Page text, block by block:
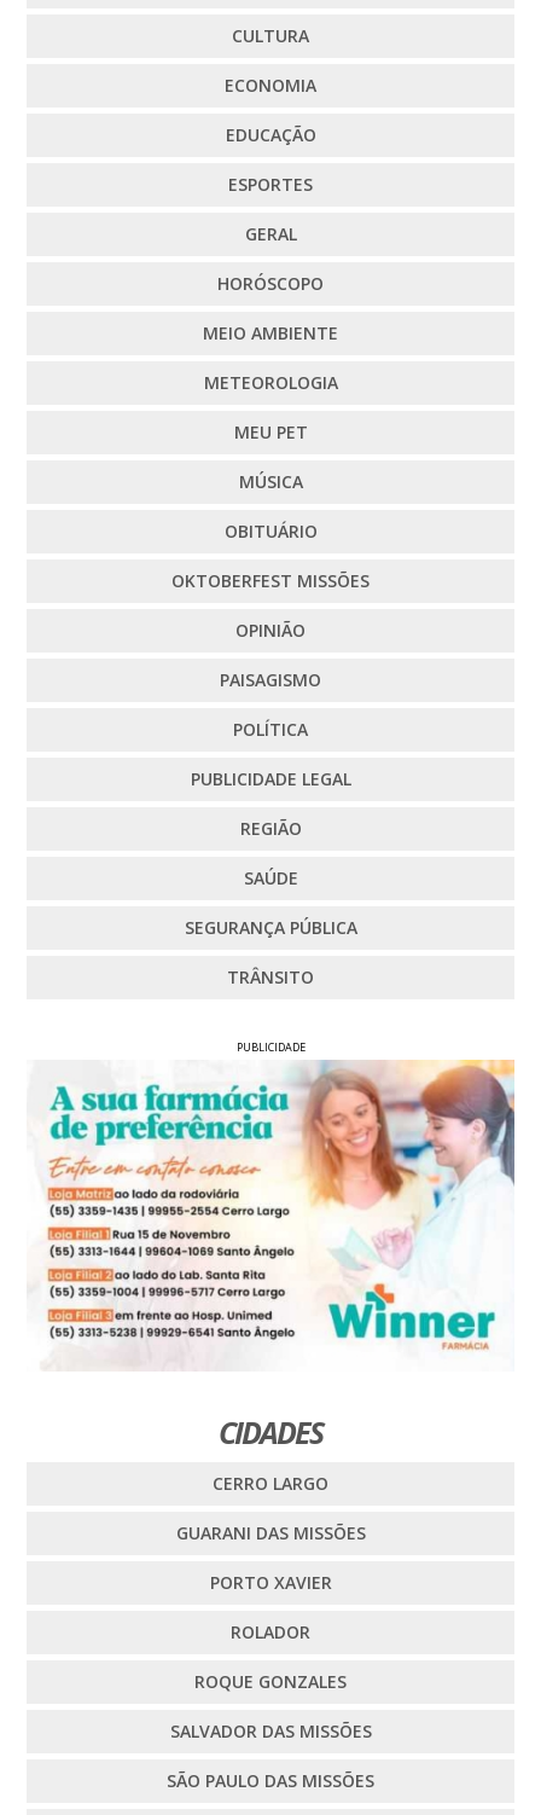
CULTURA
ECONOMIA
EDUCAÇÃO
ESPORTES
GERAL
HORÓSCOPO
MEIO AMBIENTE
METEOROLOGIA
MEU PET
MÚSICA
OBITUÁRIO
OKTOBERFEST MISSÕES
OPINIÃO
PAISAGISMO
POLÍTICA
PUBLICIDADE LEGAL
REGIÃO
SAÚDE
SEGURANÇA PÚBLICA
TRÂNSITO
PUBLICIDADE
CIDADES
CERRO LARGO
GUARANI DAS MISSÕES
PORTO XAVIER
ROLADOR
ROQUE GONZALES
SALVADOR DAS MISSÕES
SÃO PAULO DAS MISSÕES